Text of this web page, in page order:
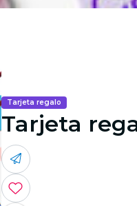
Tarjeta regalo
Tarjeta